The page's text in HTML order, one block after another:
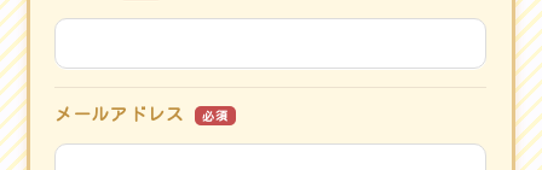
メールアドレス 必須